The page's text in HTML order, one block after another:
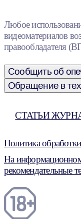
Любое
видеоматериалов
правообладателя
Сообщить об
Обращение в
СТАТЬИ
Политика
На
рекомендательные